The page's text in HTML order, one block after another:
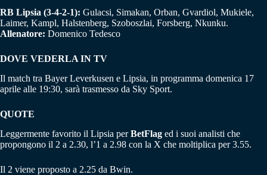
RB Lipsia (3-4-2-1): Gulacsi, Simakan, Orban, Gvardiol, Mukiele,
Laimer, Kampl, Halstenberg, Szoboszlai, Forsberg, Nkunku.
Allenatore: Domenico Tedesco
DOVE VEDERLA IN TV
Il match tra Bayer Leverkusen e Lipsia, in programma domenica 17
aprile alle 19:30, sarà trasmesso da Sky Sport.
QUOTE
Leggermente favorito il Lipsia perBetFlag ed i suoi analisti che
propongono il 2 a 2.30, l’1 a 2.98 con la X che moltiplica per 3.55.
Il 2 viene proposto a 2.25 da Bwin.